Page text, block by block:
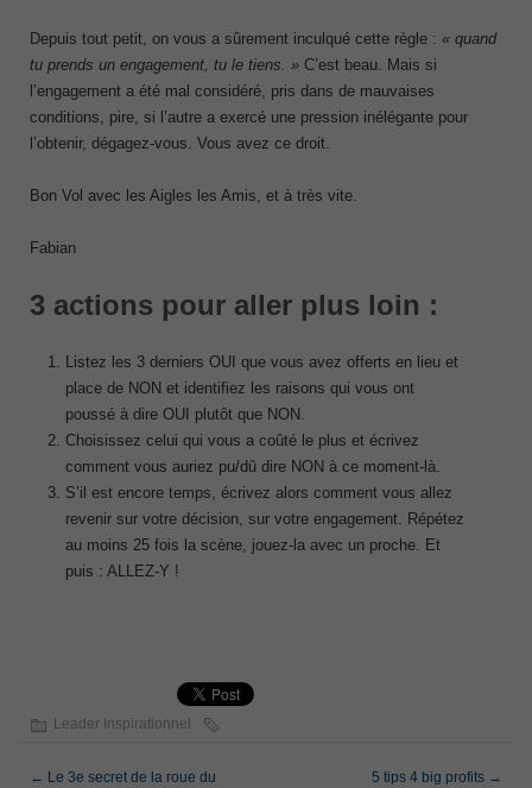
Depuis tout petit, on vous a sûrement inculqué cette règle : « quand
tu prends un engagement, tu le tiens. » C’est beau. Mais si
l’engagement a été mal considéré, pris dans de mauvaises
conditions, pire, si l’autre a exercé une pression inélégante pour
l’obtenir, dégagez-vous. Vous avez ce droit.
Bon Vol avec les Aigles les Amis, et à très vite.
Fabian
3 actions pour aller plus loin :
Listez les 3 derniers OUI que vous avez offerts en lieu et
place de NON et identifiez les raisons qui vous ont
poussé à dire OUI plutôt que NON.
Choisissez celui qui vous a coûté le plus et écrivez
comment vous auriez pu/dû dire NON à ce moment-là.
S’il est encore temps, écrivez alors comment vous allez
revenir sur votre décision, sur votre engagement. Répétez
au moins 25 fois la scène, jouez-la avec un proche. Et
puis : ALLEZ-Y !
Leader Inspirationnel
← Le 3e secret de la roue du
5 tips 4 big profits →